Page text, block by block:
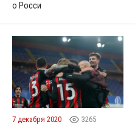
о Росси
7 декабря 2020 3265